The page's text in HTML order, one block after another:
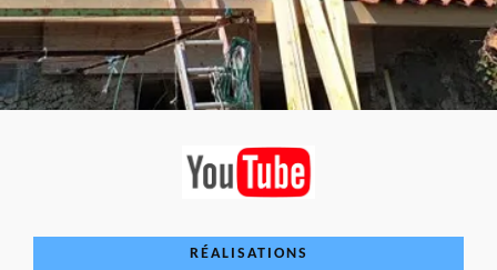
RÉALISATIONS